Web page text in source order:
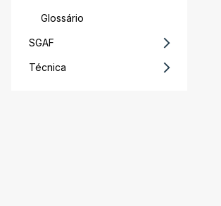
Glossário
SGAF
Técnica